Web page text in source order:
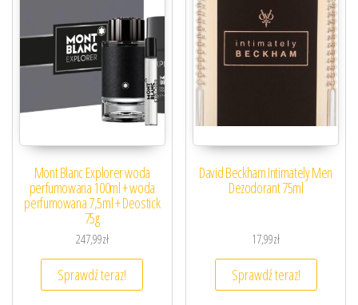
Mont Blanc Explorer woda
perfumowana 100ml + woda
perfumowana 7,5ml + Deostick
75g
247,99zł
Sprawdź teraz!
David Beckham Intimately Men
Dezodorant 75ml
17,99zł
Sprawdź teraz!